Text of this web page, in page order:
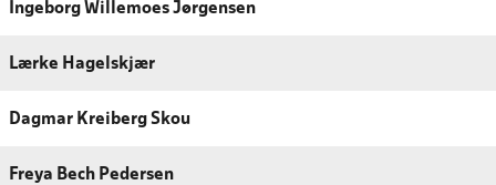
Ingeborg Willemoes Jørgensen
Lærke Hagelskjær
Dagmar Kreiberg Skou
Freya Bech Pedersen